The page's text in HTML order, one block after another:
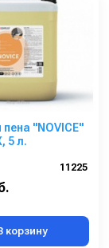
"NOVICE"
5 л.
11225
корзину